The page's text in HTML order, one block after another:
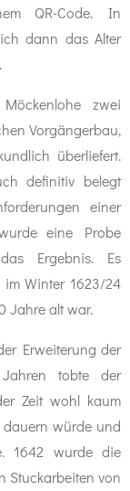
QR-Code. In
dann das Alter
zwei
Vorgängerbau,
überliefert.
definitiv belegt
einer
eine Probe
Ergebnis. Es
Winter 1623/24
Jahre alt war.
Erweiterung der
tobte der
Zeit wohl kaum
würde und
1642 wurde die
Stuckarbeiten von